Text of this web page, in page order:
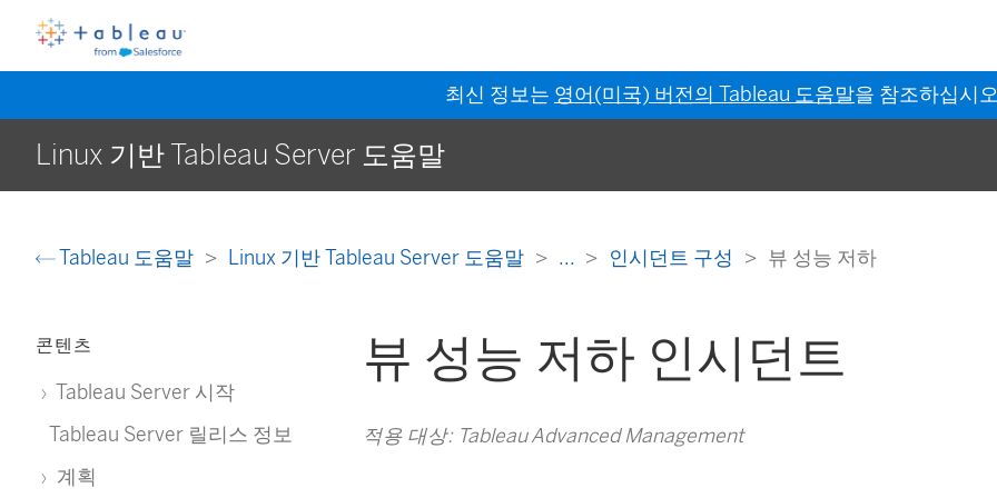
최신 정보는 영어(미국) 버전의 Tableau 도움말을 참조하십시
Linux 기반 Tableau Server 도움말
Tableau 도움말 Linux 기반 Tableau Server 도움말 ... 인시던트 구성 뷰 성능 저하
콘텐츠
Tableau Server 시작
Tableau Server 릴리스 정보
계획
뷰 성능 저하 인시던트
적용 대상: Tableau Advanced Management